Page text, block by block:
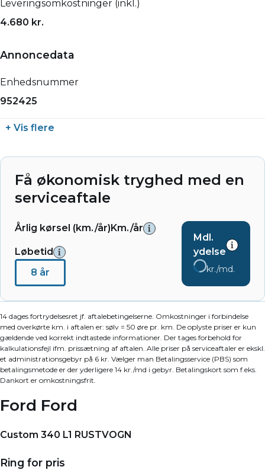
Leveringsomkostninger (inkl.)
4.680 kr.
Annoncedata
Enhedsnummer
952425
+ Vis flere
Få økonomisk tryghed med en
serviceaftale
Årlig kørsel (km./år)Km./år
Løbetid
8 år
Mdl.
ydelse
kr./md.
14 dages fortrydelsesret jf. aftalebetingelserne. Omkostninger i forbindelse
med overkørte km. i aftalen er: sølv = 50 øre pr. km. De oplyste priser er kun
gældende ved korrekt indtastede informationer. Der tages forbehold for
kalkulationsfejl ifm. prissætning af aftalen. Alle priser på serviceaftaler er ekskl.
et administrationsgebyr på 6 kr. Vælger man Betalingsservice (PBS) som
betalingsmetode er der yderligere 14 kr./md i gebyr. Betalingskort som f.eks.
Dankort er omkostningsfrit.
Ford Ford
Custom 340 L1 RUSTVOGN
Ring for pris